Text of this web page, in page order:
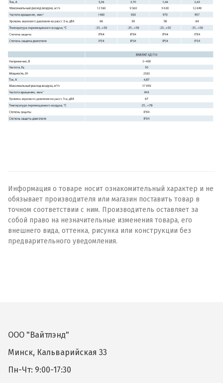
Информация о товаре носит ознакомительный характер и не
обязывает производителя или магазин поставить товар в
точном соответствии с ним. Производитель оставляет за
собой право на незначительные изменения товара, его
внешнего вида, оттенка, рисунка или конструкции без
предварительного уведомления.
ООО "Вайтлэнд"
Минск, Кальварийская 33
Пн-Чт: 9:00-17:30